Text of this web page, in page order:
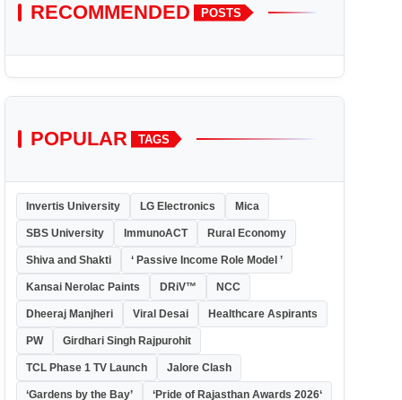
RECOMMENDED POSTS
POPULAR TAGS
Invertis University LG Electronics Mica
SBS University ImmunoACT Rural Economy
Shiva and Shakti ‘ Passive Income Role Model ’
Kansai Nerolac Paints DRiV™ NCC
Dheeraj Manjheri Viral Desai Healthcare Aspirants
PW Girdhari Singh Rajpurohit
TCL Phase 1 TV Launch Jalore Clash
‘Gardens by the Bay’ ‘Pride of Rajasthan Awards 2026‘